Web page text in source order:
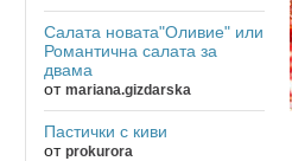
Салата новата"Оливие" или
Романтична салата за
двама
от mariana.gizdarska
Пастички с киви
от prokurora